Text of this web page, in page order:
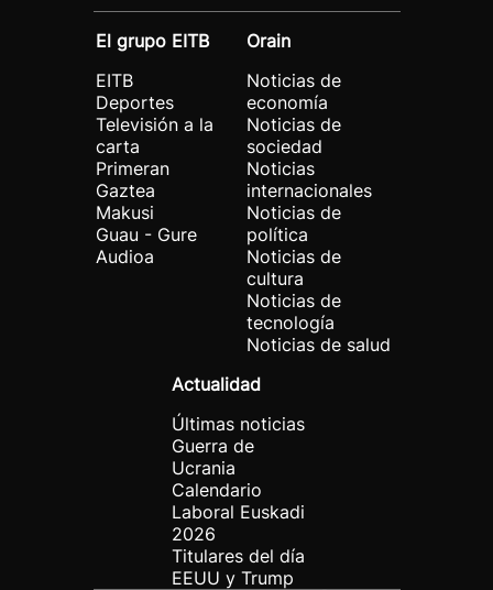
El grupo EITB
EITB
Deportes
Televisión a la
carta
Primeran
Gaztea
Makusi
Guau - Gure
Audioa
Orain
Noticias de
economía
Noticias de
sociedad
Noticias
internacionales
Noticias de
política
Noticias de
cultura
Noticias de
tecnología
Noticias de salud
Actualidad
Últimas noticias
Guerra de
Ucrania
Calendario
Laboral Euskadi
2026
Titulares del día
EEUU y Trump